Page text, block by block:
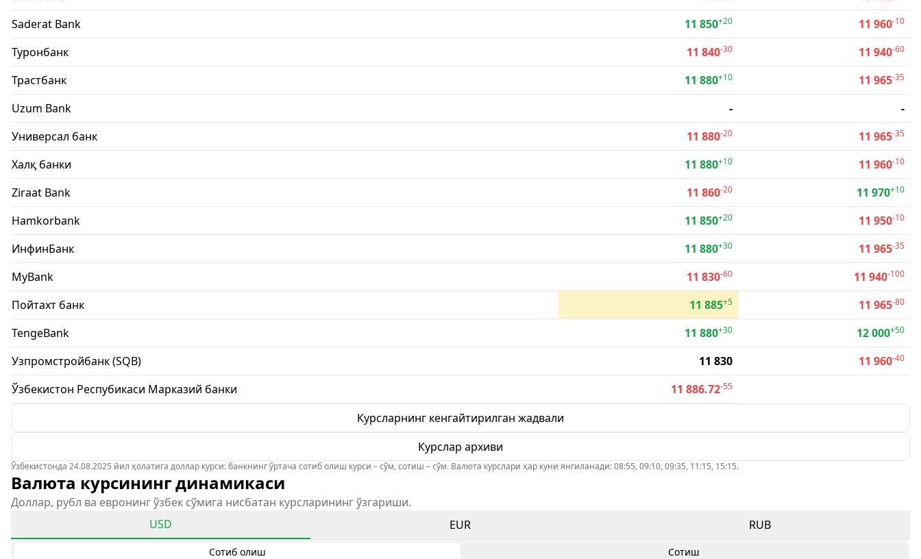
Saderat Bank 11 850+20 11 960-10
Туронбанк 11 840-30 11 940-60
Трастбанк 11 880+10 11 965-35
Uzum Bank -
-
Универсал банк
11 880-20 11 965-35
Халқ банки 11 880+10 11 960-10
Ziraat Bank 11 860-20 11 970+10
Hamkorbank 11 850+20 11 950-10
ИнфинБанк 11 880+30 11 965-35
MyBank 11 830-60 11 940-100
Пойтахт банк 11 885+5 11 965-80
TengeBank 11 880+30 12 000+50
Узпромстройбанк (SQB) 11 830 11 960-40
Ўзбекистон Респубикаси Марказий банки 11 886.72-55
Курсларнинг кенгайтирилган жадвали
Курслар архиви
Ўзбекистонда 24.08.2025 йил ҳолатига доллар курси: банкнинг ўртача сотиб олиш курси – сўм, сотиш – сўм. Валюта курслари ҳар куни янгиланади: 08:55, 09:10, 09:35, 11:15, 15:15.
Валюта курсининг динамикаси
Доллар, рубл ва евронинг ўзбек сўмига нисбатан курсларининг ўзгариши.
USD
EUR RUB
Сотиб олиш Сотиш